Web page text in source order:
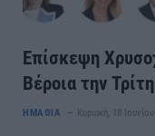
Επίσκεψη
Βέροια την
ΗΜΑΘΙΑ Κυριακή, 18